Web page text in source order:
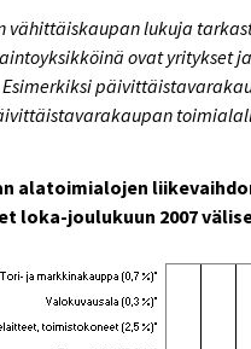
vähittäiskaupan lukuja
ovat yritykset
alatoimialojen
loka-joulukuun 2007